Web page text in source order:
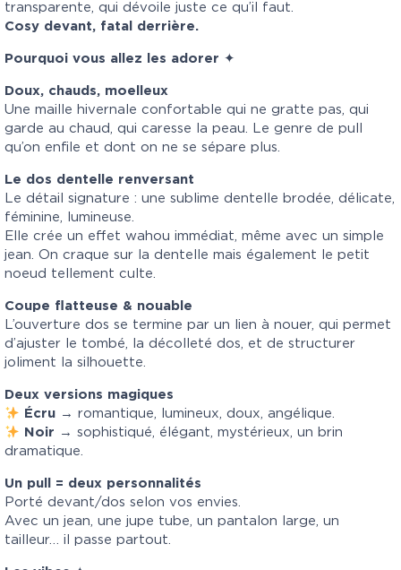
transparente, qui dévoile juste ce qu’il faut.
Cosy devant, fatal derrière.
Pourquoi vous allez les adorer ✦
Doux, chauds, moelleux
Une maille hivernale confortable qui ne gratte pas, qui
garde au chaud, qui caresse la peau. Le genre de pull
qu’on enfile et dont on ne se sépare plus.
Le dos dentelle renversant
Le détail signature : une sublime dentelle brodée, délicate,
féminine, lumineuse.
Elle crée un effet wahou immédiat, même avec un simple
jean. On craque sur la dentelle mais également le petit
noeud tellement culte.
Coupe flatteuse & nouable
L’ouverture dos se termine par un lien à nouer, qui permet
d’ajuster le tombé, la décolleté dos, et de structurer
joliment la silhouette.
Deux versions magiques
Écru → romantique, lumineux, doux, angélique.
Noir → sophistiqué, élégant, mystérieux, un brin
dramatique.
Un pull = deux personnalités
Porté devant/dos selon vos envies.
Avec un jean, une jupe tube, un pantalon large, un
tailleur… il passe partout.